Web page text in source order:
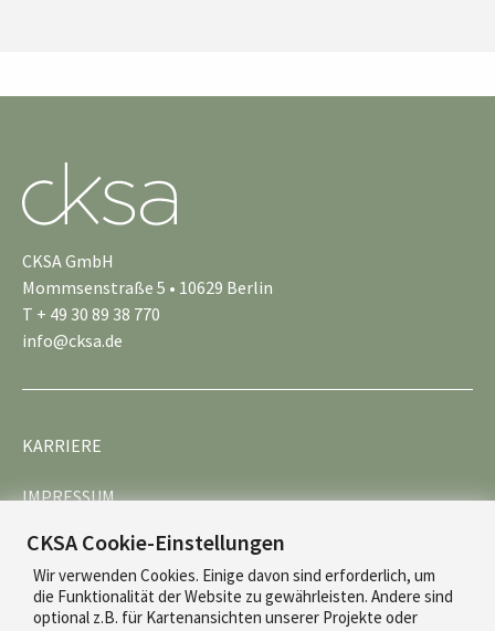
CKSA GmbH
Mommsenstraße 5 • 10629 Berlin
T + 49 30 89 38 770
info@cksa.de
KARRIERE
IMPRESSUM
DATENSCHUTZ
CKSA Cookie-Einstellungen
Wir verwenden Cookies. Einige davon sind erforderlich, um
die Funktionalität der Website zu gewährleisten. Andere sind
optional z.B. für Kartenansichten unserer Projekte oder